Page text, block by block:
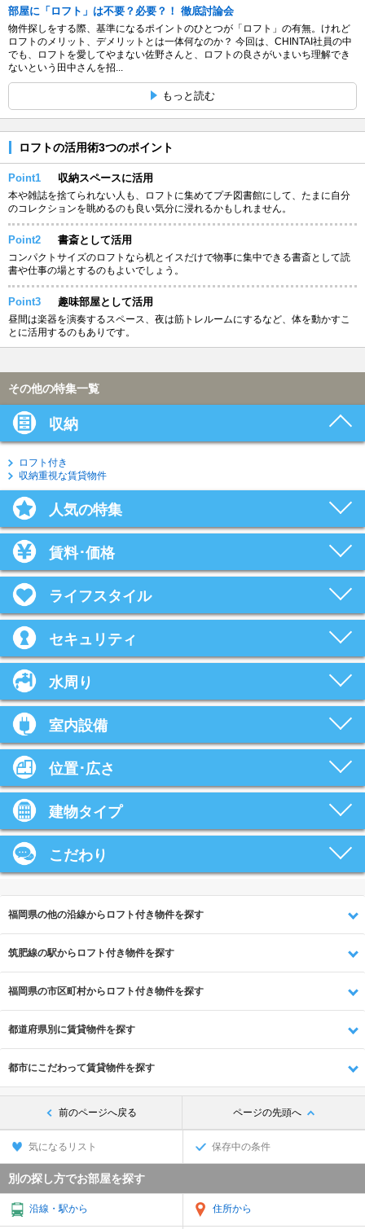
部屋に「ロフト」は不要？必要？！ 徹底討論会
物件探しをする際、基準になるポイントのひとつが「ロフト」の有無。けれど
ロフトのメリット、デメリットとは一体何なのか？ 今回は、CHINTAI社員の中
でも、ロフトを愛してやまない佐野さんと、ロフトの良さがいまいち理解でき
ないという田中さんを招...
もっと読む
ロフトの活用術3つのポイント
Point1 収納スペースに活用
本や雑誌を捨てられない人も、ロフトに集めてプチ図書館にして、たまに自分
のコレクションを眺めるのも良い気分に浸れるかもしれません。
Point2 書斎として活用
コンパクトサイズのロフトなら机とイスだけで物事に集中できる書斎として読
書や仕事の場とするのもよいでしょう。
Point3 趣味部屋として活用
昼間は楽器を演奏するスペース、夜は筋トレルームにするなど、体を動かすこ
とに活用するのもありです。
その他の特集一覧
収納
ロフト付き
収納重視な賃貸物件
人気の特集
賃料･価格
ライフスタイル
セキュリティ
水周り
室内設備
位置･広さ
建物タイプ
こだわり
福岡県の他の沿線からロフト付き物件を探す
筑肥線の駅からロフト付き物件を探す
福岡県の市区町村からロフト付き物件を探す
都道府県別に賃貸物件を探す
都市にこだわって賃貸物件を探す
前のページへ戻る ページの先頭へ
気になるリスト 保存中の条件
別の探し方でお部屋を探す
沿線・駅から 住所から